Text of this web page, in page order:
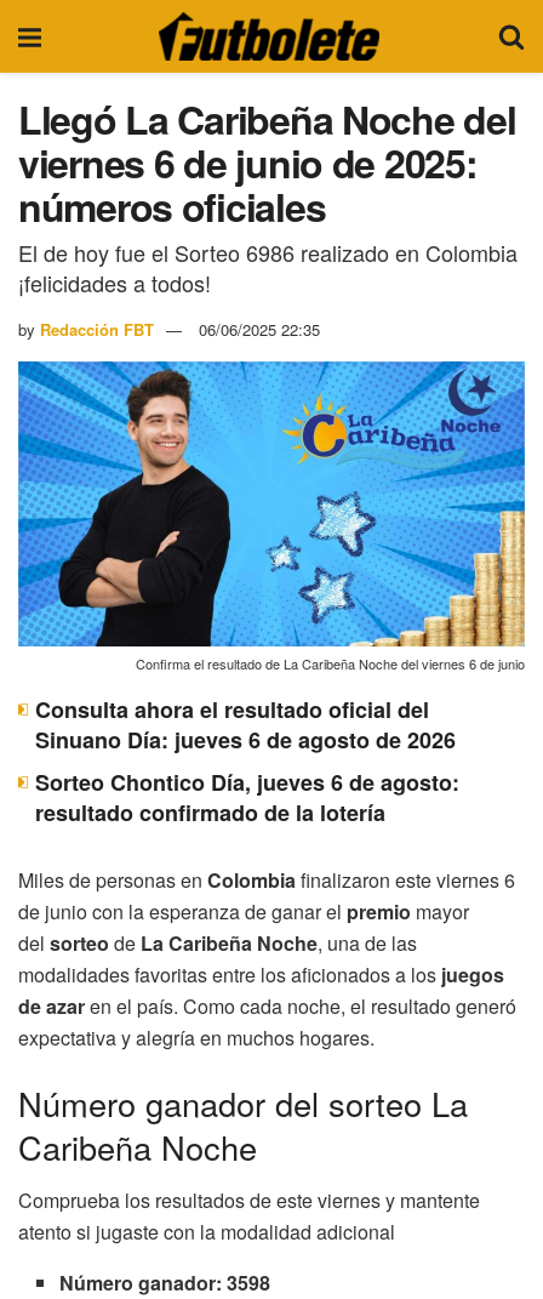
Llegó La Caribeña Noche del
viernes 6 de junio de 2025:
números oficiales
El de hoy fue el Sorteo 6986 realizado en Colombia
¡felicidades a todos!
by Redacción FBT 06/06/2025 22:35
Confirma el resultado de La Caribeña Noche del viernes 6 de junio
Consulta ahora el resultado oficial del
Sinuano Día: jueves 6 de agosto de 2026
Sorteo Chontico Día, jueves 6 de agosto:
resultado confirmado de la lotería
Miles de personas en Colombiafinalizaron este viernes 6
de junio con la esperanza de ganar el premio mayor
del sorteo de La Caribeña Noche, una de las
modalidades favoritas entre los aficionados a los juegos
de azaren el país. Como cada noche, el resultado generó
expectativa y alegría en muchos hogares.
Número ganador del sorteo La
Caribeña Noche
Comprueba los resultados de este viernes y mantente
atento si jugaste con la modalidad adicional
Número ganador: 3598